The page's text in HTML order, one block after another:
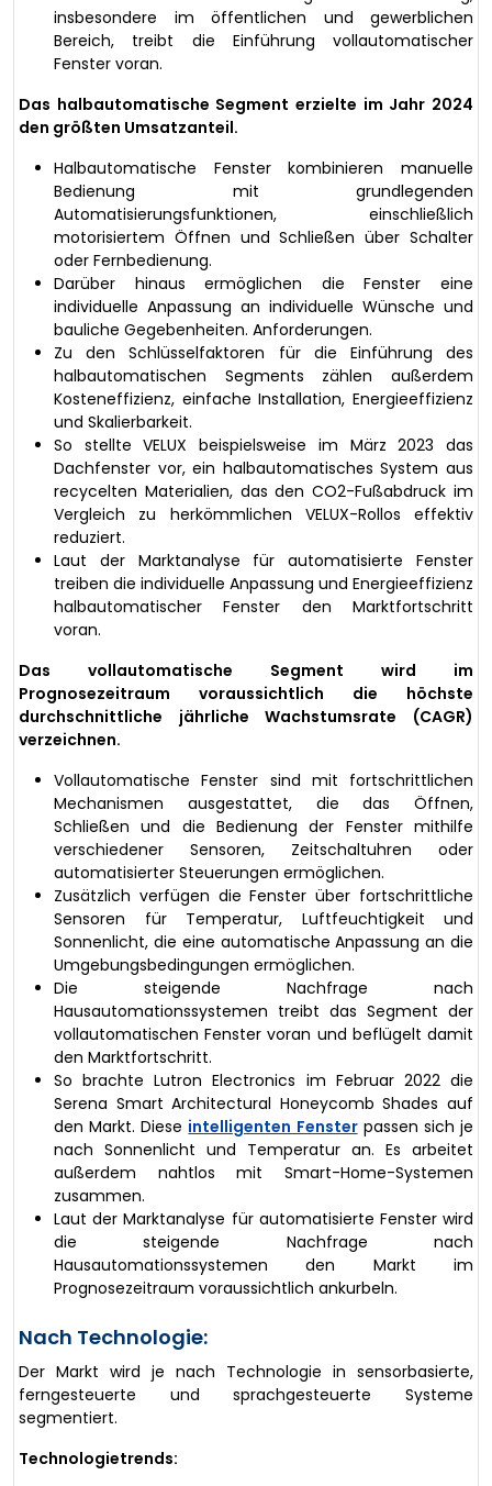
insbesondere im öffentlichen und gewerblichen
Bereich, treibt die Einführung vollautomatischer
Fenster voran.
Das halbautomatische Segment erzielte im Jahr 2024
den größten Umsatzanteil.
Halbautomatische Fenster kombinieren manuelle
Bedienung mit grundlegenden
Automatisierungsfunktionen, einschließlich
motorisiertem Öffnen und Schließen über Schalter
oder Fernbedienung.
Darüber hinaus ermöglichen die Fenster eine
individuelle Anpassung an individuelle Wünsche und
bauliche Gegebenheiten. Anforderungen.
Zu den Schlüsselfaktoren für die Einführung des
halbautomatischen Segments zählen außerdem
Kosteneffizienz, einfache Installation, Energieeffizienz
und Skalierbarkeit.
So stellte VELUX beispielsweise im März 2023 das
Dachfenster vor, ein halbautomatisches System aus
recycelten Materialien, das den CO2-Fußabdruck im
Vergleich zu herkömmlichen VELUX-Rollos effektiv
reduziert.
Laut der Marktanalyse für automatisierte Fenster
treiben die individuelle Anpassung und Energieeffizienz
halbautomatischer Fenster den Marktfortschritt
voran.
Das vollautomatische Segment wird im
Prognosezeitraum voraussichtlich die höchste
durchschnittliche jährliche Wachstumsrate (CAGR)
verzeichnen.
Vollautomatische Fenster sind mit fortschrittlichen
Mechanismen ausgestattet, die das Öffnen,
Schließen und die Bedienung der Fenster mithilfe
verschiedener Sensoren, Zeitschaltuhren oder
automatisierter Steuerungen ermöglichen.
Zusätzlich verfügen die Fenster über fortschrittliche
Sensoren für Temperatur, Luftfeuchtigkeit und
Sonnenlicht, die eine automatische Anpassung an die
Umgebungsbedingungen ermöglichen.
Die steigende Nachfrage nach
Hausautomationssystemen treibt das Segment der
vollautomatischen Fenster voran und beflügelt damit
den Marktfortschritt.
So brachte Lutron Electronics im Februar 2022 die
Serena Smart Architectural Honeycomb Shades auf
den Markt. Diese intelligenten Fensterpassen sich je
nach Sonnenlicht und Temperatur an. Es arbeitet
außerdem nahtlos mit Smart-Home-Systemen
zusammen.
Laut der Marktanalyse für automatisierte Fenster wird
die steigende Nachfrage nach
Hausautomationssystemen den Markt im
Prognosezeitraum voraussichtlich ankurbeln.
Nach Technologie:
Der Markt wird je nach Technologie in sensorbasierte,
ferngesteuerte und sprachgesteuerte Systeme
segmentiert.
Technologietrends: